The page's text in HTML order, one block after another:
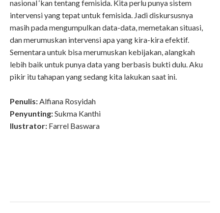
nasional ‘kan tentang femisida. Kita perlu punya sistem
intervensi yang tepat untuk femisida. Jadi diskursusnya
masih pada mengumpulkan data-data, memetakan situasi,
dan merumuskan intervensi apa yang kira-kira efektif.
Sementara untuk bisa merumuskan kebijakan, alangkah
lebih baik untuk punya data yang berbasis bukti dulu. Aku
pikir itu tahapan yang sedang kita lakukan saat ini.
Penulis:Alfiana Rosyidah
Penyunting:Sukma Kanthi
Ilustrator: Farrel Baswara